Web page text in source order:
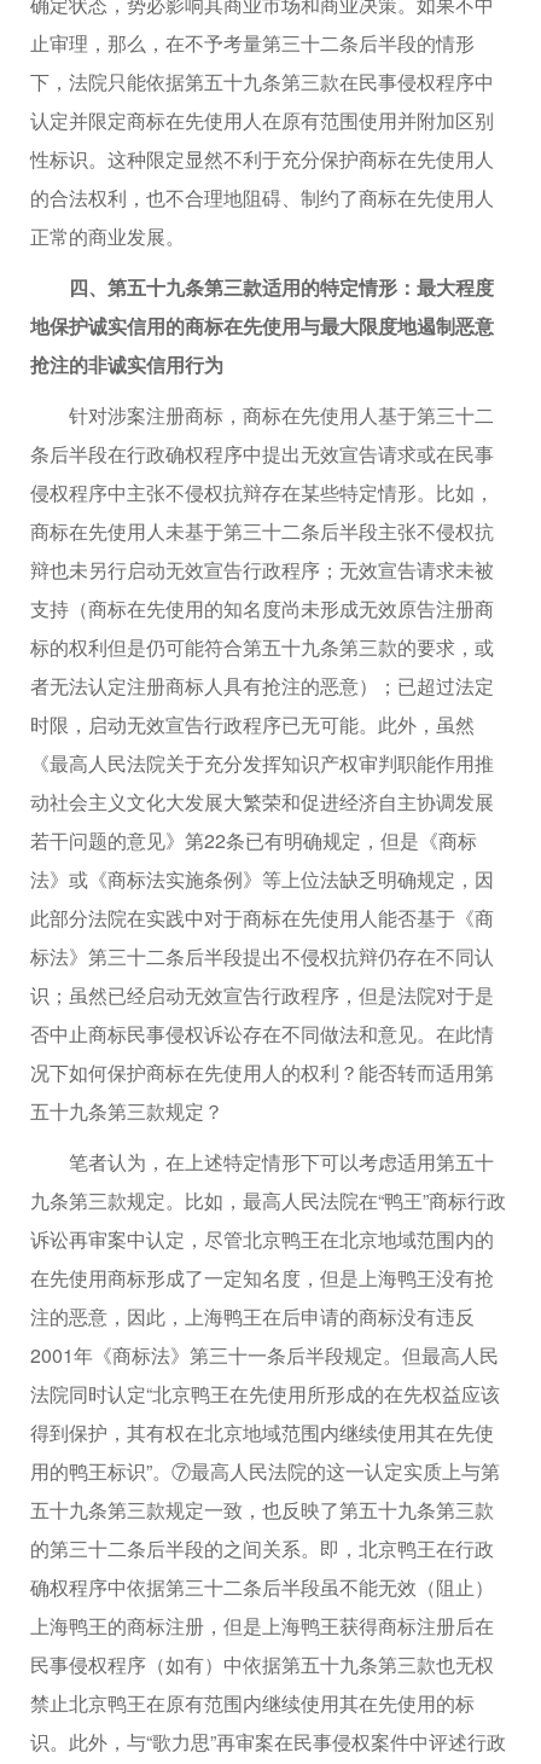
止审理，那么，在不予考量第三十二条后半段的情形
下，法院只能依据第五十九条第三款在民事侵权程序中
认定并限定商标在先使用人在原有范围使用并附加区别
性标识。这种限定显然不利于充分保护商标在先使用人
的合法权利，也不合理地阻碍、制约了商标在先使用人
正常的商业发展。
四、第五十九条第三款适用的特定情形：最大程度
地保护诚实信用的商标在先使用与最大限度地遏制恶意
抢注的非诚实信用行为
针对涉案注册商标，商标在先使用人基于第三十二
条后半段在行政确权程序中提出无效宣告请求或在民事
侵权程序中主张不侵权抗辩存在某些特定情形。比如，
商标在先使用人未基于第三十二条后半段主张不侵权抗
辩也未另行启动无效宣告行政程序；无效宣告请求未被
支持（商标在先使用的知名度尚未形成无效原告注册商
标的权利但是仍可能符合第五十九条第三款的要求，或
者无法认定注册商标人具有抢注的恶意）；已超过法定
时限，启动无效宣告行政程序已无可能。此外，虽然
《最高人民法院关于充分发挥知识产权审判职能作用推
动社会主义文化大发展大繁荣和促进经济自主协调发展
若干问题的意见》第22条已有明确规定，但是《商标
法》或《商标法实施条例》等上位法缺乏明确规定，因
此部分法院在实践中对于商标在先使用人能否基于《商
标法》第三十二条后半段提出不侵权抗辩仍存在不同认
识；虽然已经启动无效宣告行政程序，但是法院对于是
否中止商标民事侵权诉讼存在不同做法和意见。在此情
况下如何保护商标在先使用人的权利？能否转而适用第
五十九条第三款规定？
笔者认为，在上述特定情形下可以考虑适用第五十
九条第三款规定。比如，最高人民法院在“鸭王”商标行政
诉讼再审案中认定，尽管北京鸭王在北京地域范围内的
在先使用商标形成了一定知名度，但是上海鸭王没有抢
注的恶意，因此，上海鸭王在后申请的商标没有违反
2001年《商标法》第三十一条后半段规定。但最高人民
法院同时认定“北京鸭王在先使用所形成的在先权益应该
得到保护，其有权在北京地域范围内继续使用其在先使
用的鸭王标识”。⑦最高人民法院的这一认定实质上与第
五十九条第三款规定一致，也反映了第五十九条第三款
的第三十二条后半段的之间关系。即，北京鸭王在行政
确权程序中依据第三十二条后半段虽不能无效（阻止）
上海鸭王的商标注册，但是上海鸭王获得商标注册后在
民事侵权程序（如有）中依据第五十九条第三款也无权
禁止北京鸭王在原有范围内继续使用其在先使用的标
识。此外，与“歌力思”再审案在民事侵权案件中评述行政